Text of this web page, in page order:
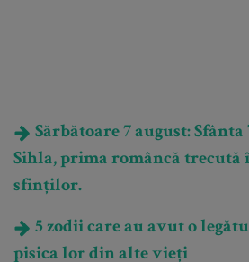
Sărbătoare 7 august:
Sihla, prima româncă trecută
sfinților.
5 zodii care au avut o
pisica lor din alte vieți